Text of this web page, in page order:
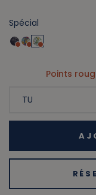
Spécial
Points